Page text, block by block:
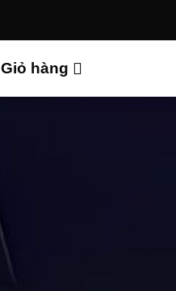
Giỏ hàng